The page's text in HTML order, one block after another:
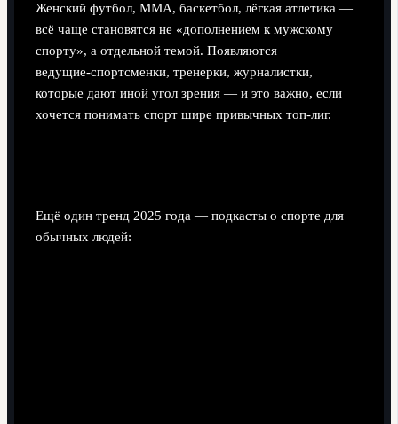
Женский футбол, ММА, баскетбол, лёгкая атлетика —
всё чаще становятся не «дополнением к мужскому
спорту», а отдельной темой. Появляются
ведущие‑спортсменки, тренерки, журналистки,
которые дают иной угол зрения — и это важно, если
хочется понимать спорт шире привычных топ‑лиг.
Ещё один тренд 2025 года — подкасты о спорте для
обычных людей: